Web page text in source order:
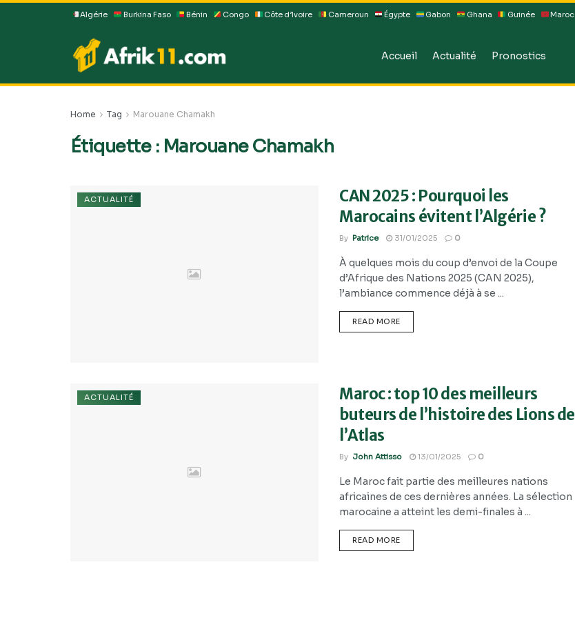
Algérie Burkina Faso Bénin Congo Côte d’Ivoire Cameroun Égypte Gabon Ghana Guinée Maroc
Accueil Actualité Pronostics
Home Tag Marouane Chamakh
Étiquette : Marouane Chamakh
ACTUALITÉ
CAN 2025 : Pourquoi les
Marocains évitent l’Algérie ?
By Patrice 31/01/2025 0
À quelques mois du coup d’envoi de la Coupe
d’Afrique des Nations 2025 (CAN 2025),
l’ambiance commence déjà à se ...
READ MORE
ACTUALITÉ
Maroc : top 10 des meilleurs
buteurs de l’histoire des Lions de
l’Atlas
By John Attisso 13/01/2025 0
Le Maroc fait partie des meilleures nations
africaines de ces dernières années. La sélection
marocaine a atteint les demi-finales à ...
READ MORE